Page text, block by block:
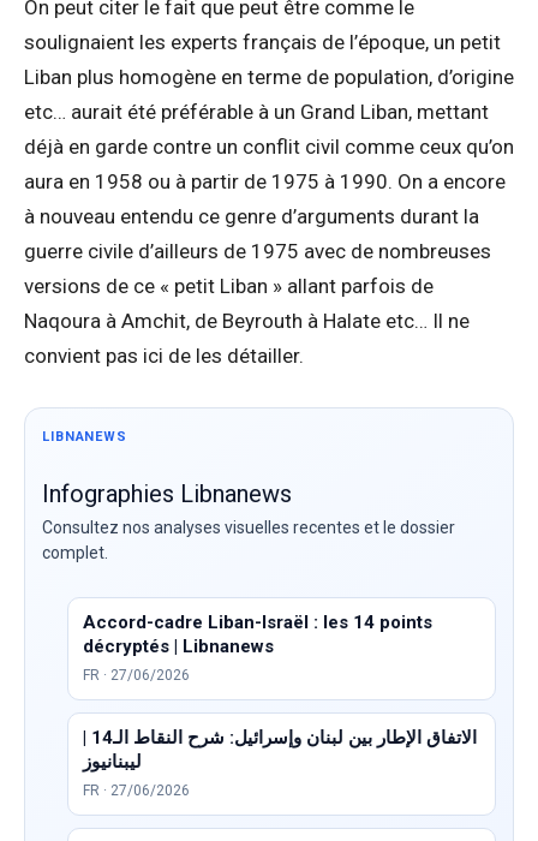
On peut citer le fait que peut être comme le
soulignaient les experts français de l’époque, un petit
Liban plus homogène en terme de population, d’origine
etc… aurait été préférable à un Grand Liban, mettant
déjà en garde contre un conflit civil comme ceux qu’on
aura en 1958 ou à partir de 1975 à 1990. On a encore
à nouveau entendu ce genre d’arguments durant la
guerre civile d’ailleurs de 1975 avec de nombreuses
versions de ce « petit Liban » allant parfois de
Naqoura à Amchit, de Beyrouth à Halate etc… Il ne
convient pas ici de les détailler.
LIBNANEWS
Infographies Libnanews
Consultez nos analyses visuelles recentes et le dossier
complet.
Accord-cadre Liban-Israël : les 14 points
décryptés | Libnanews
FR · 27/06/2026
الاتفاق الإطار بين لبنان وإسرائيل: شرح النقاط الـ14 |
ليبنانيوز
FR · 27/06/2026